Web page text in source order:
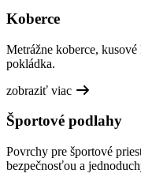
Koberce
Metrážne koberce,
pokládka.
zobraziť viac
Športové podlahy
Povrchy pre športové
bezpečnosťou a